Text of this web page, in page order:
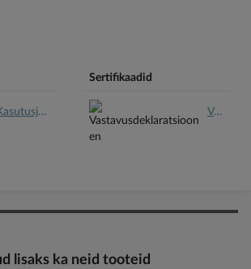
Kasutusjuhend en.pdf
Sertifikaadid
Vastavusdeklaratsioon en.pdf
lisaks ka neid tooteid